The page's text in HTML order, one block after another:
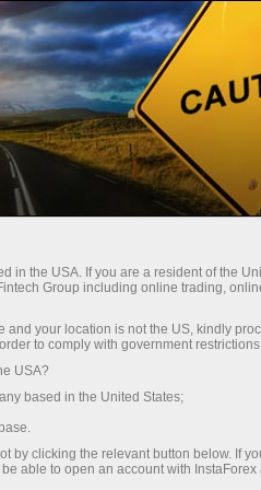
تجارتی پلیٹ فارم
نو آموز کے لیے
سرمایہ کاروں کے
لیے
تلاش: MetaTrader
,
مقبول
in the USA. If you are a resident of the
Group including online trading,
and your location is not the US, kindly
to comply with government
USA?
based in the United States;
by clicking the relevant button below. If
able to open an account with InstaForex